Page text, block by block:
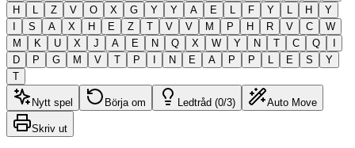
H
L Z V O X G Y Y A E L F Y L H
Y
I
S A X H E Z T V V M P H R V C
W
M
K U X J A E N Q X W Y N T C Q
I
D
P G M V T P I N E A P P L E S
Y
T
Nytt spel Börja om Ledtråd (0/3) Auto Move
Skriv ut